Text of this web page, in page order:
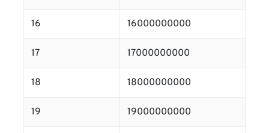
16 16000000000
17 17000000000
18 18000000000
19 19000000000